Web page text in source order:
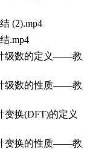
(2).mp4
.mp4
级数的定义——教
级数的性质——教
变换(DFT)的定义
变换的性质——教